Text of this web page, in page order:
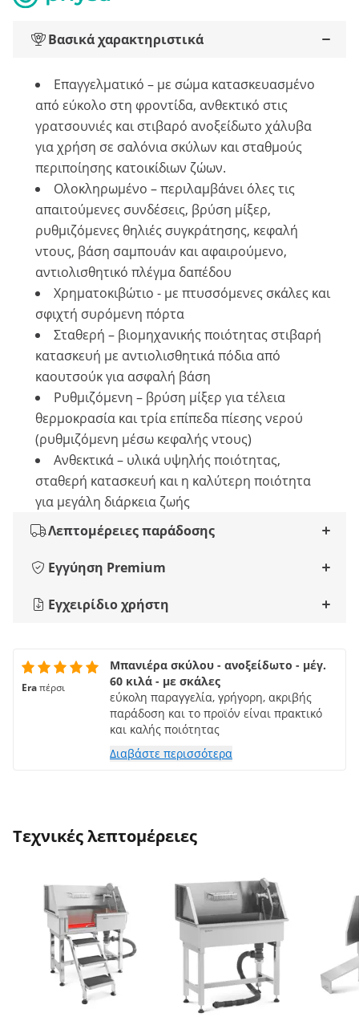
Βασικά χαρακτηριστικά
Επαγγελματικό – με σώμα κατασκευασμένο
από εύκολο στη φροντίδα, ανθεκτικό στις
γρατσουνιές και στιβαρό ανοξείδωτο χάλυβα
για χρήση σε σαλόνια σκύλων και σταθμούς
περιποίησης κατοικίδιων ζώων.
Ολοκληρωμένο – περιλαμβάνει όλες τις
απαιτούμενες συνδέσεις, βρύση μίξερ,
ρυθμιζόμενες θηλιές συγκράτησης, κεφαλή
ντους, βάση σαμπουάν και αφαιρούμενο,
αντιολισθητικό πλέγμα δαπέδου
Χρηματοκιβώτιο - με πτυσσόμενες σκάλες και
σφιχτή συρόμενη πόρτα
Σταθερή – βιομηχανικής ποιότητας στιβαρή
κατασκευή με αντιολισθητικά πόδια από
καουτσούκ για ασφαλή βάση
Ρυθμιζόμενη – βρύση μίξερ για τέλεια
θερμοκρασία και τρία επίπεδα πίεσης νερού
(ρυθμιζόμενη μέσω κεφαλής ντους)
Ανθεκτικά – υλικά υψηλής ποιότητας,
σταθερή κατασκευή και η καλύτερη ποιότητα
για μεγάλη διάρκεια ζωής
Λεπτομέρειες παράδοσης
Εγγύηση Premium
Εγχειρίδιο χρήστη
Eraπέρσι
Μπανιέρα σκύλου - ανοξείδωτο - μέγ.
60 κιλά - με σκάλες
εύκολη παραγγελία, γρήγορη, ακριβής
παράδοση και το προϊόν είναι πρακτικό
και καλής ποιότητας
Διαβάστε περισσότερα
Τεχνικές λεπτομέρειες